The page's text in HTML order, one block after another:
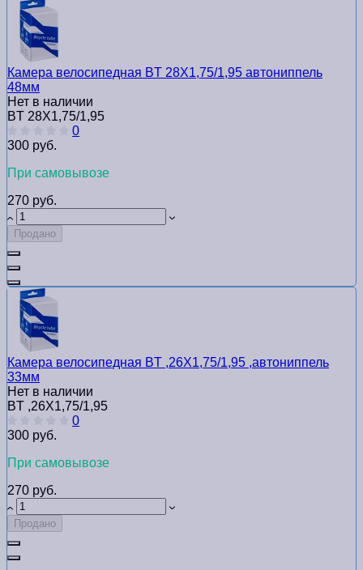
Камера велосипедная BT 28Х1,75/1,95 автониппель
48мм
Нет в наличии
BT 28Х1,75/1,95
0
300 руб.
При самовывозе
270 руб.
Продано
Камера велосипедная BT ,26Х1,75/1,95 ,автониппель
33мм
Нет в наличии
BT ,26Х1,75/1,95
0
300 руб.
При самовывозе
270 руб.
Продано